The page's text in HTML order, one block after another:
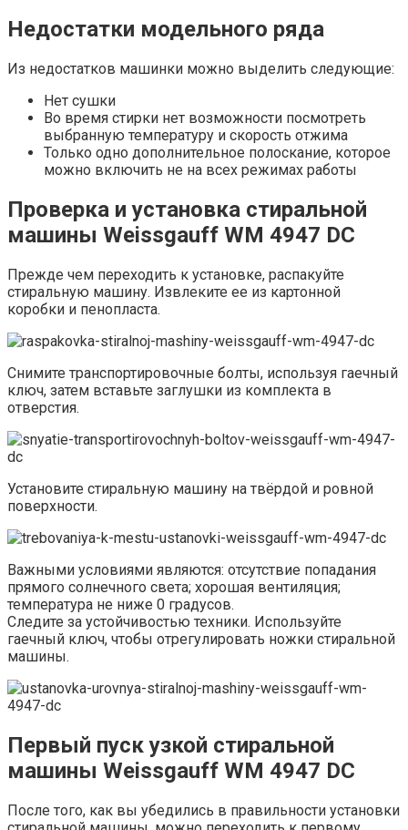
Недостатки модельного ряда
Из недостатков машинки можно выделить следующие:
Нет сушки
Во время стирки нет возможности посмотреть
выбранную температуру и скорость отжима
Только одно дополнительное полоскание, которое
можно включить не на всех режимах работы
Проверка и установка стиральной
машины Weissgauff WM 4947 DC
Прежде чем переходить к установке, распакуйте
стиральную машину. Извлеките ее из картонной
коробки и пенопласта.
Снимите транспортировочные болты, используя гаечный
ключ, затем вставьте заглушки из комплекта в
отверстия.
Установите стиральную машину на твёрдой и ровной
поверхности.
Важными условиями являются: отсутствие попадания
прямого солнечного света; хорошая вентиляция;
температура не ниже 0 градусов.
Следите за устойчивостью техники. Используйте
гаечный ключ, чтобы отрегулировать ножки стиральной
машины.
Первый пуск узкой стиральной
машины Weissgauff WM 4947 DC
После того, как вы убедились в правильности установки